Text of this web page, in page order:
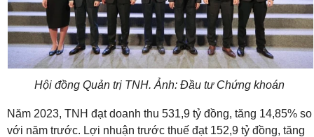
Hội đồng Quản trị TNH. Ảnh: Đầu tư Chứng khoán
Năm 2023, TNH đạt doanh thu 531,9 tỷ đồng, tăng 14,85% so
với năm trước. Lợi nhuận trước thuế đạt 152,9 tỷ đồng, tăng